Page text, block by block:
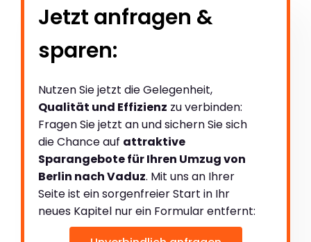
Jetzt anfragen &
sparen:
Nutzen Sie jetzt die Gelegenheit,
Qualität und Effizienz zu verbinden:
Fragen Sie jetzt an und sichern Sie sich
die Chance auf attraktive
Sparangebote für Ihren Umzug von
Berlin nach Vaduz. Mit uns an Ihrer
Seite ist ein sorgenfreier Start in Ihr
neues Kapitel nur ein Formular entfernt: